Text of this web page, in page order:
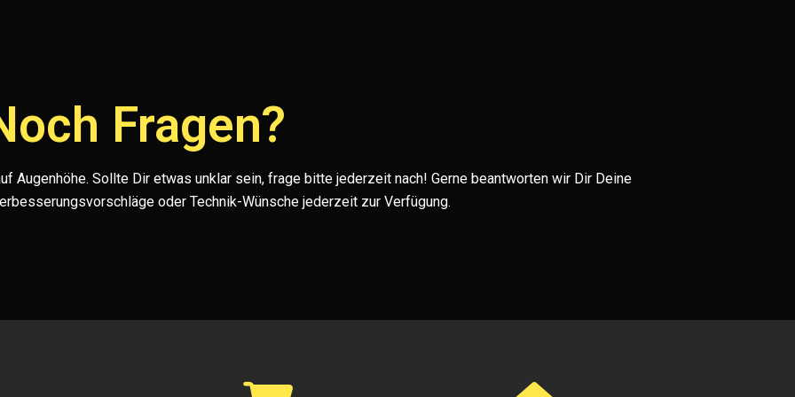
Fragen?
Augenhöhe. Sollte Dir etwas unklar sein, frage bitte jederzeit nach! Gerne beantworten wir Dir Deine
oder Technik-Wünsche jederzeit zur Verfügung.